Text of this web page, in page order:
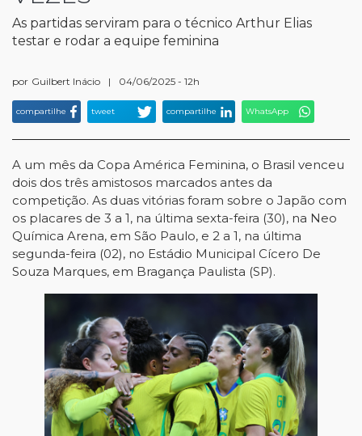
As partidas serviram para o técnico Arthur Elias
testar e rodar a equipe feminina
por Guilbert Inácio | 04/06/2025 - 12h
compartilhe tweet compartilhe WhatsApp
A um mês da Copa América Feminina, o Brasil venceu
dois dos três amistosos marcados antes da
competição. As duas vitórias foram sobre o Japão com
os placares de 3 a 1, na última sexta-feira (30), na Neo
Química Arena, em São Paulo, e 2 a 1, na última
segunda-feira (02), no Estádio Municipal Cícero De
Souza Marques, em Bragança Paulista (SP).